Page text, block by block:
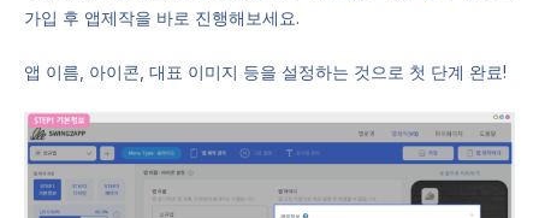
가입 후 앱제작을 바로 진행해보세요.
앱 이름, 아이콘, 대표 이미지 등을 설정하는 것으로 첫 단계 완료!